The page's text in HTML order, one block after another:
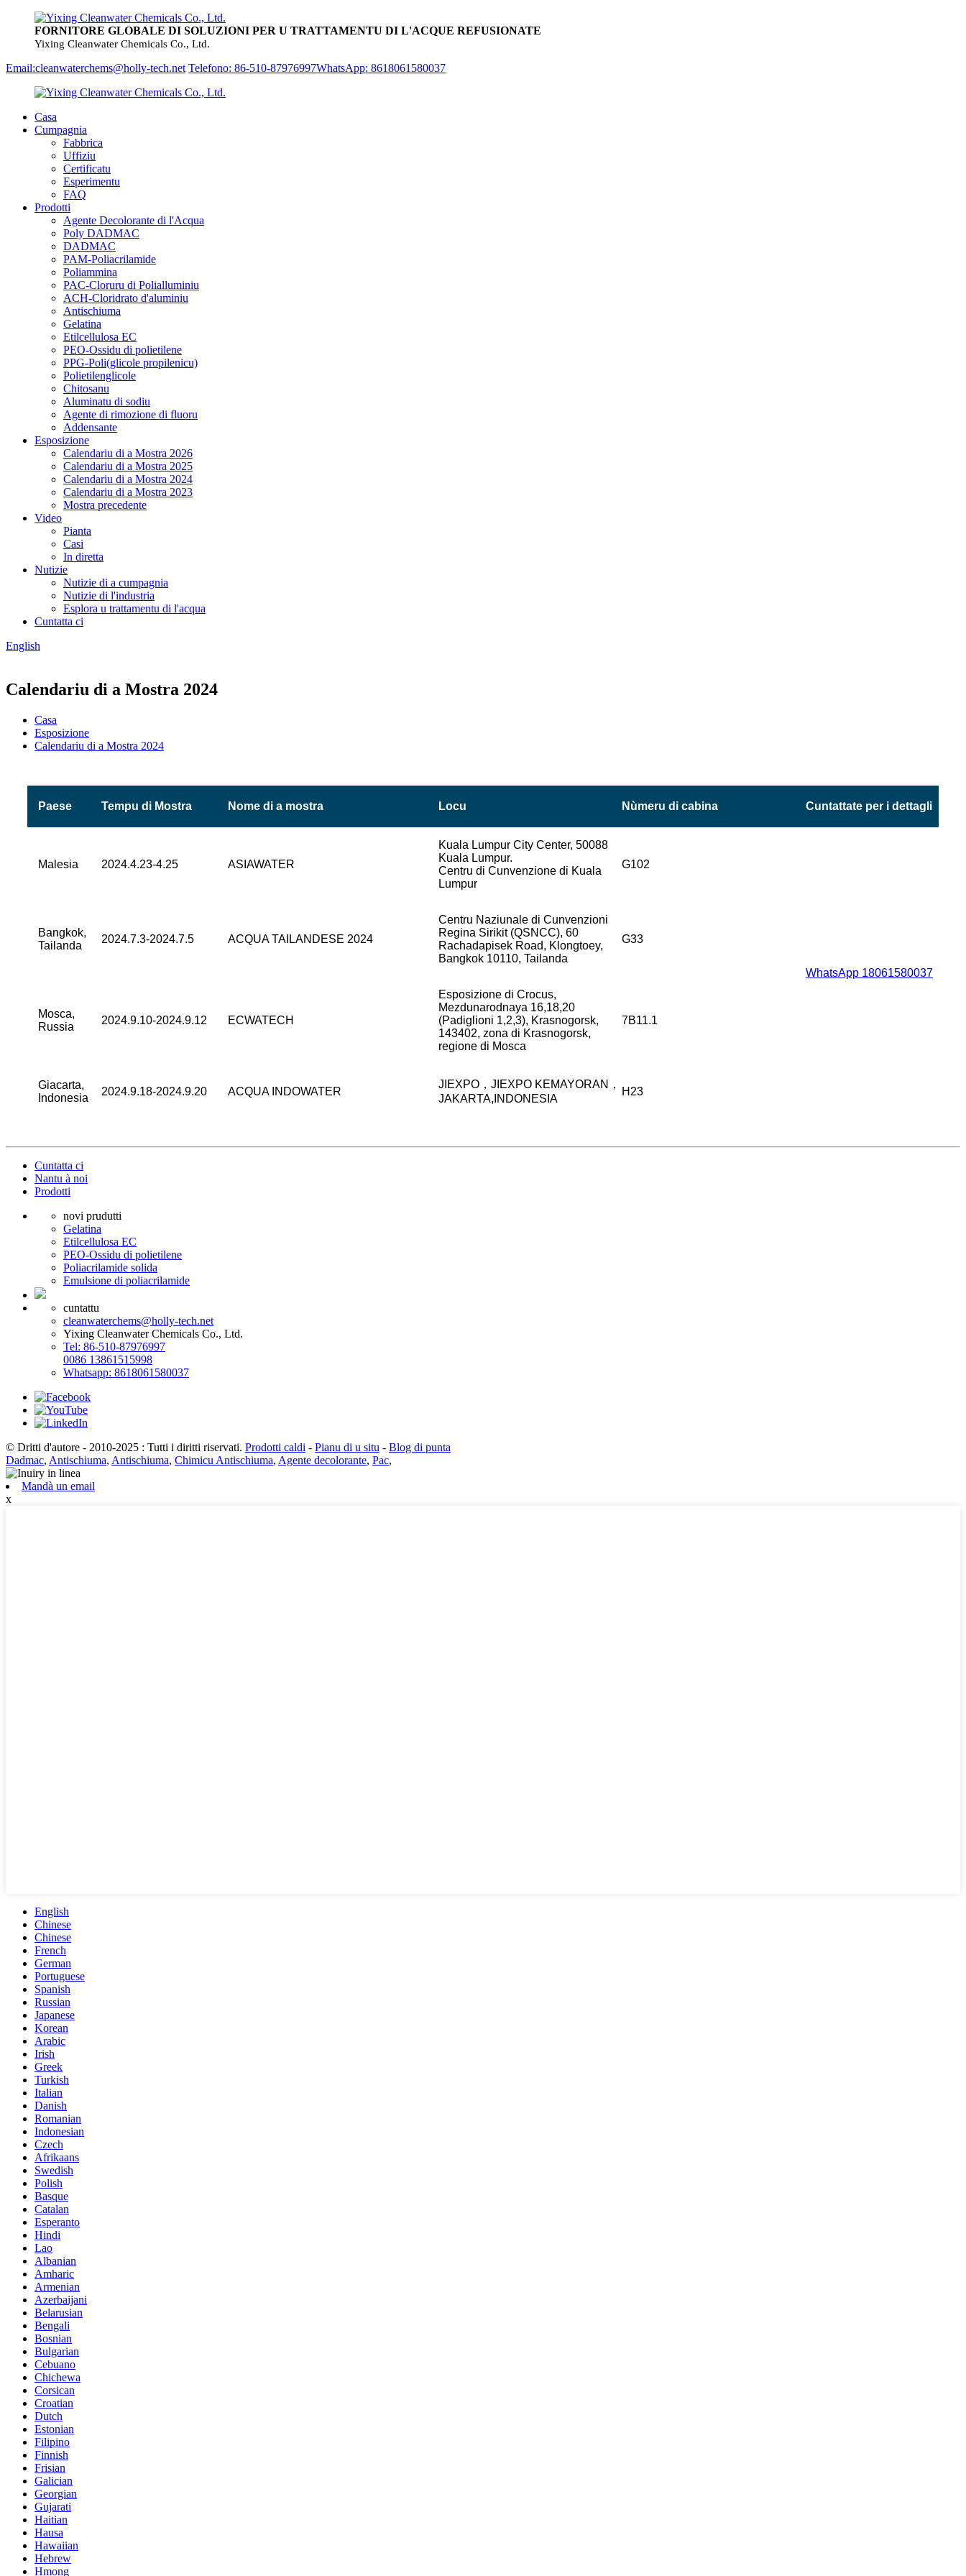
FORNITORE GLOBALE DI SOLUZIONI PER U TRATTAMENTU DI L'ACQUE REFUSIONATE
Yixing Cleanwater Chemicals Co., Ltd.
Email:cleanwaterchems@holly-tech.net Telefono: 86-510-87976997WhatsApp: 8618061580037
Casa
Cumpagnia
Fabbrica
Uffiziu
Certificatu
Esperimentu
FAQ
Prodotti
Agente Decolorante di l'Acqua
Poly DADMAC
DADMAC
PAM-Poliacrilamide
Poliammina
PAC-Cloruru di Polialluminiu
ACH-Cloridrato d'aluminiu
Antischiuma
Gelatina
Etilcellulosa EC
PEO-Ossidu di polietilene
PPG-Poli(glicole propilenicu)
Polietilenglicole
Chitosanu
Aluminatu di sodiu
Agente di rimozione di fluoru
Addensante
Esposizione
Calendariu di a Mostra 2026
Calendariu di a Mostra 2025
Calendariu di a Mostra 2024
Calendariu di a Mostra 2023
Mostra precedente
Video
Pianta
Casi
In diretta
Nutizie
Nutizie di a cumpagnia
Nutizie di l'industria
Esplora u trattamentu di l'acqua
Cuntatta ci
English
Calendariu di a Mostra 2024
Casa
Esposizione
Calendariu di a Mostra 2024
Paese Tempu di Mostra Nome di a mostra Locu Nùmeru di cabina Cuntattate per i dettagli
Malesia 2024.4.23-4.25 ASIAWATER
Kuala Lumpur City Center, 50088
Kuala Lumpur.
Centru di Cunvenzione di Kuala
Lumpur
G102
WhatsApp 18061580037
Bangkok,
Tailanda
2024.7.3-2024.7.5 ACQUA TAILANDESE 2024
Centru Naziunale di Cunvenzioni
Regina Sirikit (QSNCC), 60
Rachadapisek Road, Klongtoey,
Bangkok 10110, Tailanda
G33
Mosca,
Russia
2024.9.10-2024.9.12 ECWATECH
Esposizione di Crocus,
Mezdunarodnaya 16,18,20
(Padiglioni 1,2,3), Krasnogorsk,
143402, zona di Krasnogorsk,
regione di Mosca
7B11.1
Giacarta,
Indonesia
2024.9.18-2024.9.20 ACQUA INDOWATER
JIEXPO，JIEXPO KEMAYORAN，
JAKARTA,INDONESIA
H23
Cuntatta ci
Nantu à noi
Prodotti
novi prudutti
Gelatina
Etilcellulosa EC
PEO-Ossidu di polietilene
Poliacrilamide solida
Emulsione di poliacrilamide
cuntattu
cleanwaterchems@holly-tech.net
Yixing Cleanwater Chemicals Co., Ltd.
Tel: 86-510-87976997
0086 13861515998
Whatsapp: 8618061580037
© Dritti d'autore - 2010-2025 : Tutti i diritti riservati. Prodotti caldi - Pianu di u situ - Blog di punta
Dadmac, Antischiuma, Antischiuma, Chimicu Antischiuma, Agente decolorante, Pac,
Mandà un email
x
English
Chinese
Chinese
French
German
Portuguese
Spanish
Russian
Japanese
Korean
Arabic
Irish
Greek
Turkish
Italian
Danish
Romanian
Indonesian
Czech
Afrikaans
Swedish
Polish
Basque
Catalan
Esperanto
Hindi
Lao
Albanian
Amharic
Armenian
Azerbaijani
Belarusian
Bengali
Bosnian
Bulgarian
Cebuano
Chichewa
Corsican
Croatian
Dutch
Estonian
Filipino
Finnish
Frisian
Galician
Georgian
Gujarati
Haitian
Hausa
Hawaiian
Hebrew
Hmong